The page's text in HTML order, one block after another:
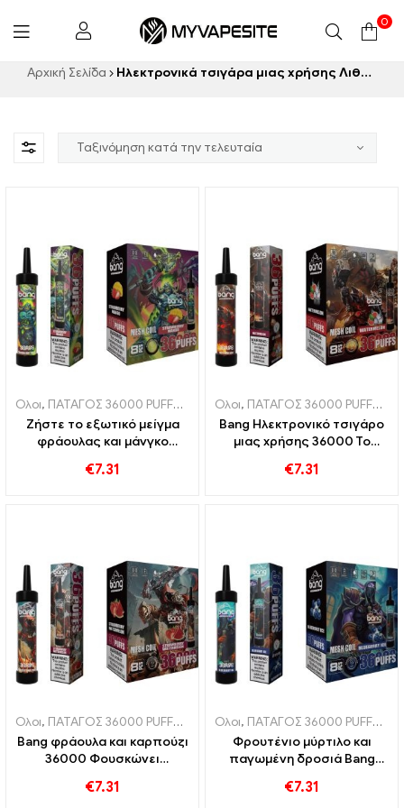
Myvapesite.de
0
Αρχική Σελίδα Ηλεκτρονικά τσιγάρα μιας χρήσης Λιθουανία
Ολοι, ΠΑΤΑΓΟΣ 36000 PUFFS , Ηλεκτρονικά τσιγάρα μιας χρήσης
Ζήστε το εξωτικό μείγμα
φράουλας και μάνγκο
τσιγάρο μιας χρήσης με
€7.31
Ολοι, ΠΑΤΑΓΟΣ 36000 PUFFS ,
Bang Ηλεκτρονικό τσιγάρο
μιας χρήσης 36000 Το
προσφέρει μια
€7.31
Ολοι, ΠΑΤΑΓΟΣ 36000 PUFFS , Ηλεκτρονικά τσιγάρα μιας χρήσης
Bang φράουλα και καρπούζι
36000 Φουσκώνει
χρήσης με διχτυωτό πηνίο
€7.31
Ολοι, ΠΑΤΑΓΟΣ 36000 PUFFS ,
Φρουτένιο μύρτιλο και
παγωμένη δροσιά Bang
τσιγάρο μιας χρήσης για μια
€7.31